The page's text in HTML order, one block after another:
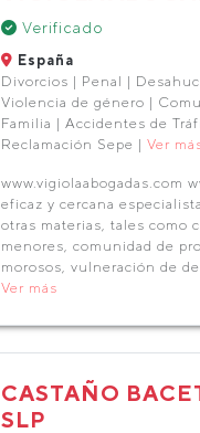
Verificado
España
Divorcios | Penal |
Violencia de género |
Familia | Accidentes de
Reclamación Sepe | Ver
www.vigiolaabogadas.com
eficaz y cercana
otras materias, tales como
menores, comunidad de
morosos, vulneración de
Ver más
CASTAÑO
SLP